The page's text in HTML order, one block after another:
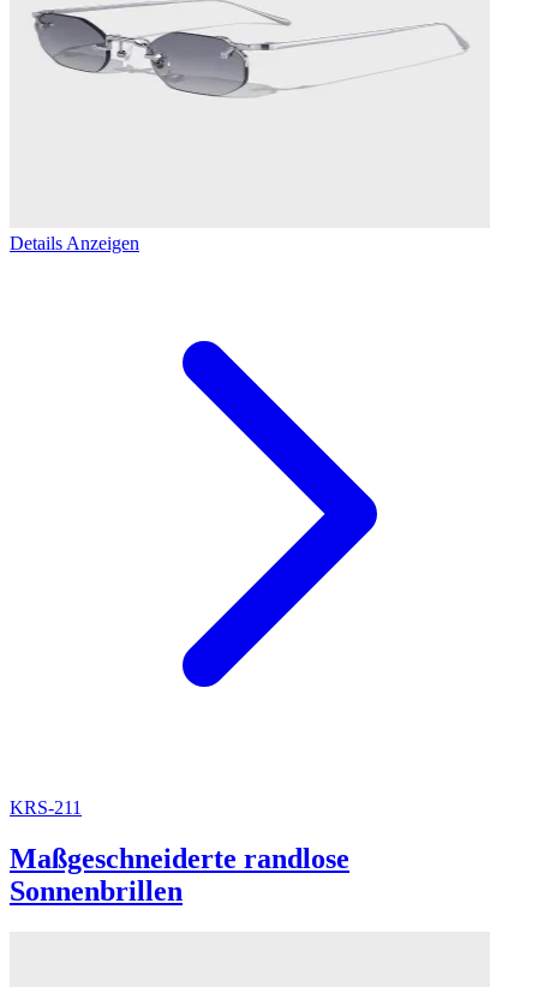
Details Anzeigen
KRS-211
Maßgeschneiderte randlose
Sonnenbrillen